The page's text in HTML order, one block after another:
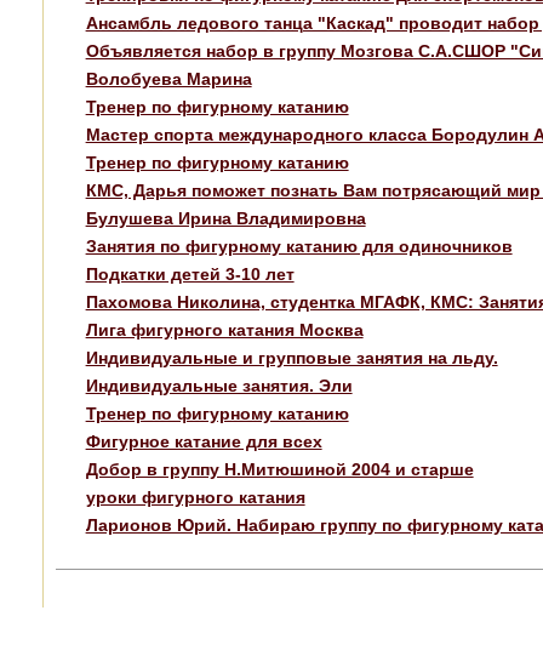
Ансамбль ледового танца "Каскад" проводит набор
Объявляется набор в группу Мозгова С.А.СШОР
Волобуева Марина
Тренер по фигурному катанию
Мастер спорта международного класса Бородулин
Тренер по фигурному катанию
КМС, Дарья поможет познать Вам потрясающий мир
Булушева Ирина Владимировна
Занятия по фигурному катанию для одиночников
Подкатки детей 3-10 лет
Пахомова Николина, студентка МГАФК, КМС:
Лига фигурного катания Москва
Индивидуальные и групповые занятия на льду.
Индивидуальные занятия. Эли
Тренер по фигурному катанию
Фигурное катание для всех
Добор в группу Н.Митюшиной 2004 и старше
уроки фигурного катания
Ларионов Юрий. Набираю группу по фигурному